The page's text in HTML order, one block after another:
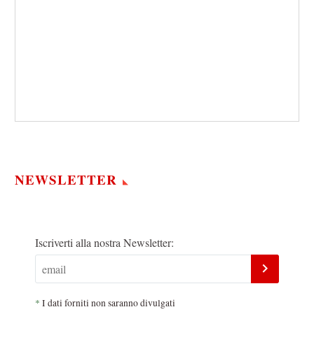
NEWSLETTER
Iscriverti alla nostra Newsletter:
* I dati forniti non saranno divulgati